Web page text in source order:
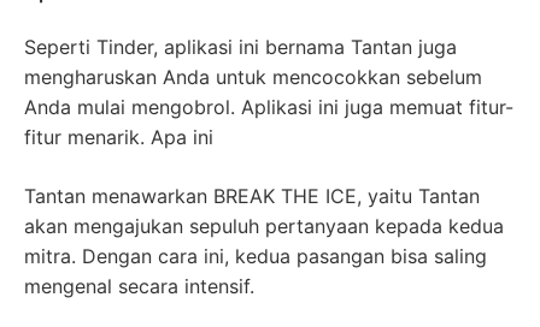
Seperti Tinder, aplikasi ini bernama Tantan juga
mengharuskan Anda untuk mencocokkan sebelum
Anda mulai mengobrol. Aplikasi ini juga memuat fitur-
fitur menarik. Apa ini
Tantan menawarkan BREAK THE ICE, yaitu Tantan
akan mengajukan sepuluh pertanyaan kepada kedua
mitra. Dengan cara ini, kedua pasangan bisa saling
mengenal secara intensif.